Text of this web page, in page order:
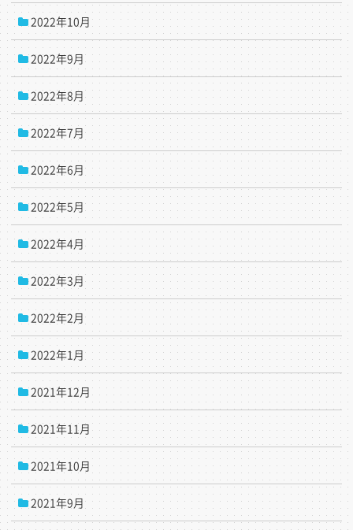
2022年10月
2022年9月
2022年8月
2022年7月
2022年6月
2022年5月
2022年4月
2022年3月
2022年2月
2022年1月
2021年12月
2021年11月
2021年10月
2021年9月